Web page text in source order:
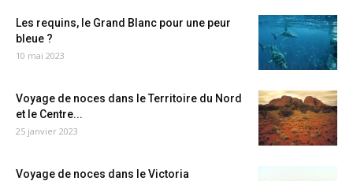
Les requins, le Grand Blanc pour une peur
bleue ?
10 mai 2023
Voyage de noces dans le Territoire du Nord
et le Centre...
25 janvier 2023
Voyage de noces dans le Victoria